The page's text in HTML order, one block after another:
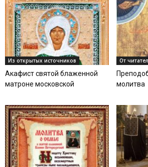
Из открытых источников
Акафист святой блаженной
матроне московской
От
молитва